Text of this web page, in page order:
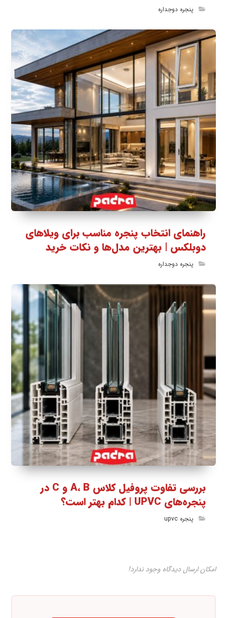
پنجره دوجداره
راهنمای انتخاب پنجره مناسب برای ویلاهای
دوبلکس | بهترین مدل‌ها و نکات خرید
پنجره دوجداره
بررسی تفاوت پروفیل کلاس A، B و C در
پنجره‌های UPVC | کدام بهتر است؟
پنجره upvc
امکان ارسال دیدگاه وجود ندارد!